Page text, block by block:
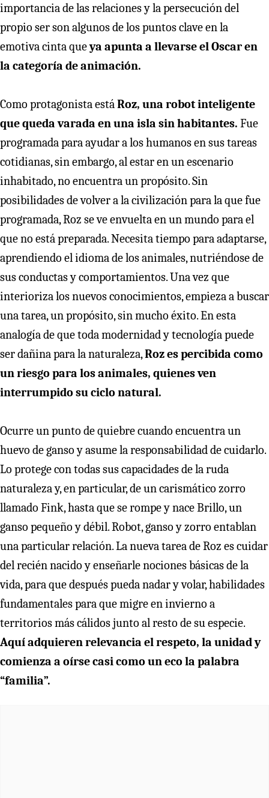
importancia de las relaciones y la persecución del
propio ser son algunos de los puntos clave en la
emotiva cinta queya apunta a llevarse el Oscar en
la categoría de animación.
Como protagonista estáRoz, una robot inteligente
que queda varada en una isla sin habitantes. Fue
programada para ayudar a los humanos en sus tareas
cotidianas, sin embargo, al estar en un escenario
inhabitado, no encuentra un propósito. Sin
posibilidades de volver a la civilización para la que fue
programada, Roz se ve envuelta en un mundo para el
que no está preparada. Necesita tiempo para adaptarse,
aprendiendo el idioma de los animales, nutriéndose de
sus conductas y comportamientos. Una vez que
interioriza los nuevos conocimientos, empieza a buscar
una tarea, un propósito, sin mucho éxito. En esta
analogía de que toda modernidad y tecnología puede
ser dañina para la naturaleza,Roz es percibida como
un riesgo para los animales, quienes ven
interrumpido su ciclo natural.
Ocurre un punto de quiebre cuando encuentra un
huevo de ganso y asume la responsabilidad de cuidarlo.
Lo protege con todas sus capacidades de la ruda
naturaleza y, en particular, de un carismático zorro
llamado Fink, hasta que se rompe y nace Brillo, un
ganso pequeño y débil. Robot, ganso y zorro entablan
una particular relación. La nueva tarea de Roz es cuidar
del recién nacido y enseñarle nociones básicas de la
vida, para que después pueda nadar y volar, habilidades
fundamentales para que migre en invierno a
territorios más cálidos junto al resto de su especie.
Aquí adquieren relevancia el respeto, la unidad y
comienza a oírse casi como un eco la palabra
“familia”.